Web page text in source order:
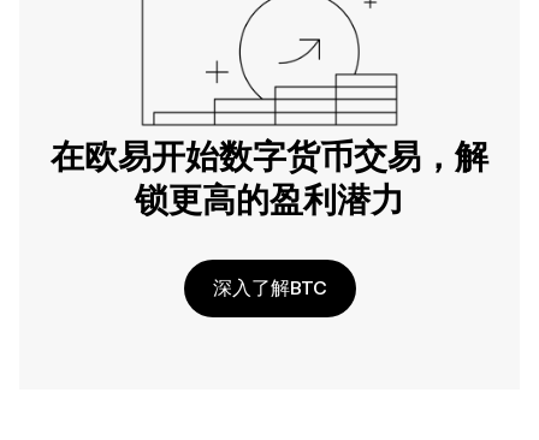
在欧易开始数字货币交易，解
锁更高的盈利潜力
深入了解BTC